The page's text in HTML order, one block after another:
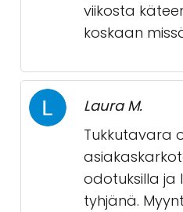
viikosta
koskaan
Laura M.
Tukkutavara
odotuksilla ja
tyhjänä.